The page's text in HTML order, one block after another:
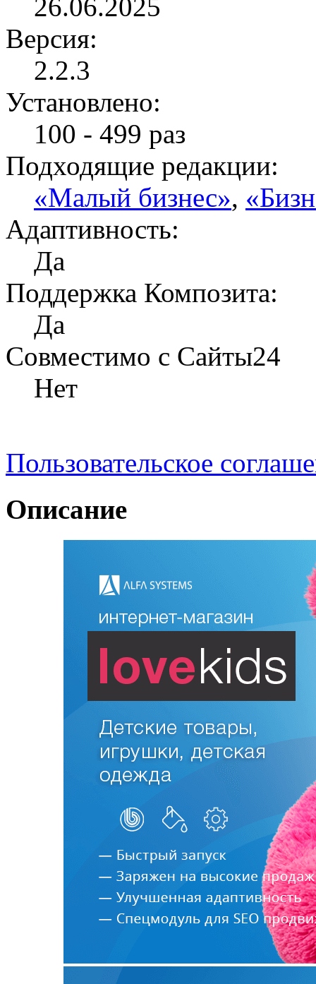
26.06.2025
Версия:
2.2.3
Установлено:
100 - 499 раз
Подходящие редакции:
«Малый бизнес»,
Адаптивность:
Да
Поддержка Композита:
Да
Совместимо с Сайты24
Нет
Пользовательское
Описание